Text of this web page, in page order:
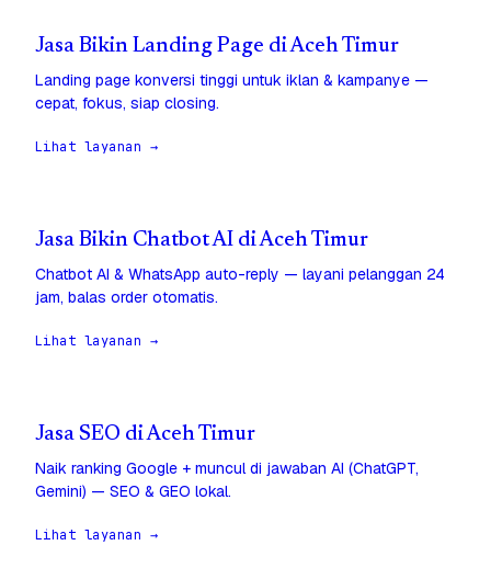
Jasa Bikin Landing Page di Aceh Timur
Landing page konversi tinggi untuk iklan & kampanye —
cepat, fokus, siap closing.
Lihat layanan →
Jasa Bikin Chatbot AI di Aceh Timur
Chatbot AI & WhatsApp auto-reply — layani pelanggan 24
jam, balas order otomatis.
Lihat layanan →
Jasa SEO di Aceh Timur
Naik ranking Google + muncul di jawaban AI (ChatGPT,
Gemini) — SEO & GEO lokal.
Lihat layanan →